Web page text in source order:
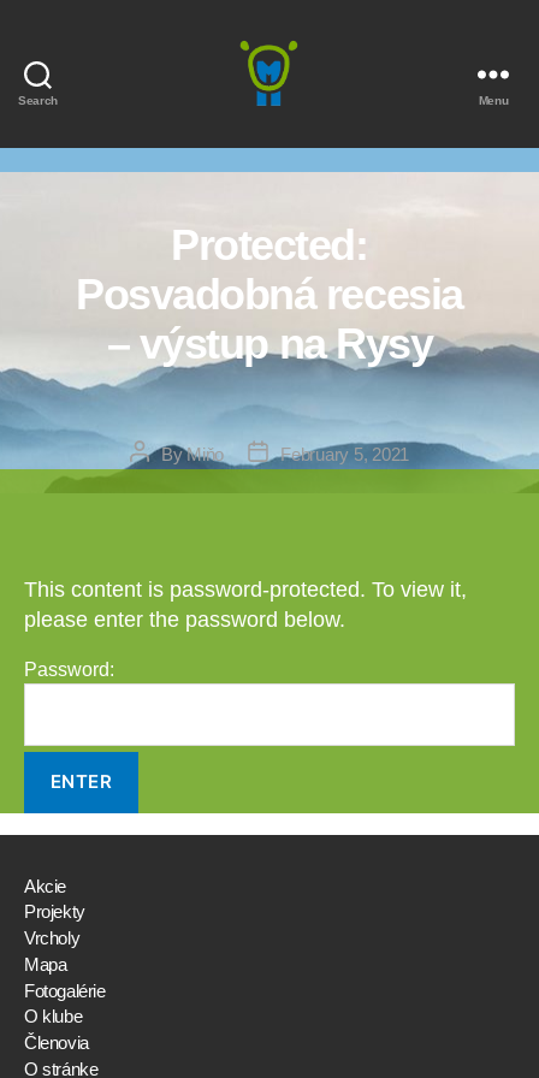
Search Menu
Protected:
Posvadobná recesia
– výstup na Rysy
PostByMiňo
PostFebruary 5, 2021
This content is password-protected. To view it,
please enter the password below.
Password:
Akcie
Projekty
Vrcholy
Mapa
Fotogalérie
O klube
Členovia
O stránke